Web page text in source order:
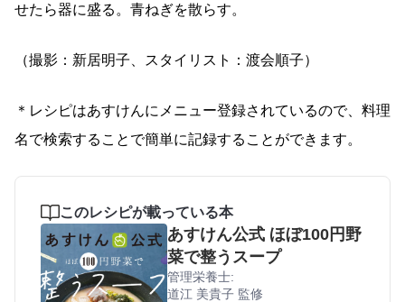
せたら器に盛る。青ねぎを散らす。
（撮影：新居明子、スタイリスト：渡会順子）
＊レシピはあすけんにメニュー登録されているので、料理
名で検索することで簡単に記録することができます。
このレシピが載っている本
あすけん公式 ほぼ100円野
菜で整うスープ
管理栄養士:
道江 美貴子 監修